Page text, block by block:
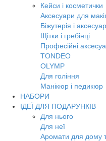
Кейси і косметички
Аксесуари для
Біжутерія і
Щітки і гребінці
Професійні
TONDEO
OLYMP
Для гоління
Манікюр і педикюр
НАБОРИ
ІДЕЇ ДЛЯ ПОДАРУНКІВ
Для нього
Для неї
Аромати для дому